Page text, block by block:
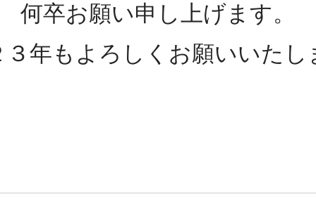
何卒お願い申し上げます。
３年もよろしくお願いいたし